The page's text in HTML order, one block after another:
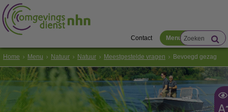
Contact Menu
Home Menu Natuur Natuur Meestgestelde vragen Bevoegd gezag